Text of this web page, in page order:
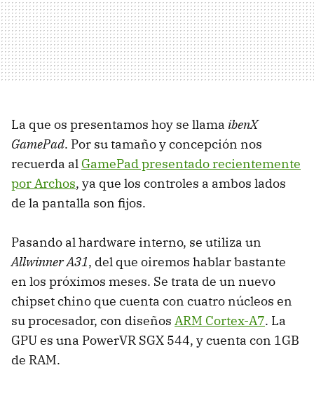
La que os presentamos hoy se llama ibenX
GamePad. Por su tamaño y concepción nos
recuerda al GamePad presentado recientemente
por Archos, ya que los controles a ambos lados
de la pantalla son fijos.
Pasando al hardware interno, se utiliza un
Allwinner A31, del que oiremos hablar bastante
en los próximos meses. Se trata de un nuevo
chipset chino que cuenta con cuatro núcleos en
su procesador, con diseños ARM Cortex-A7. La
GPU es una PowerVR SGX 544, y cuenta con 1GB
de RAM.